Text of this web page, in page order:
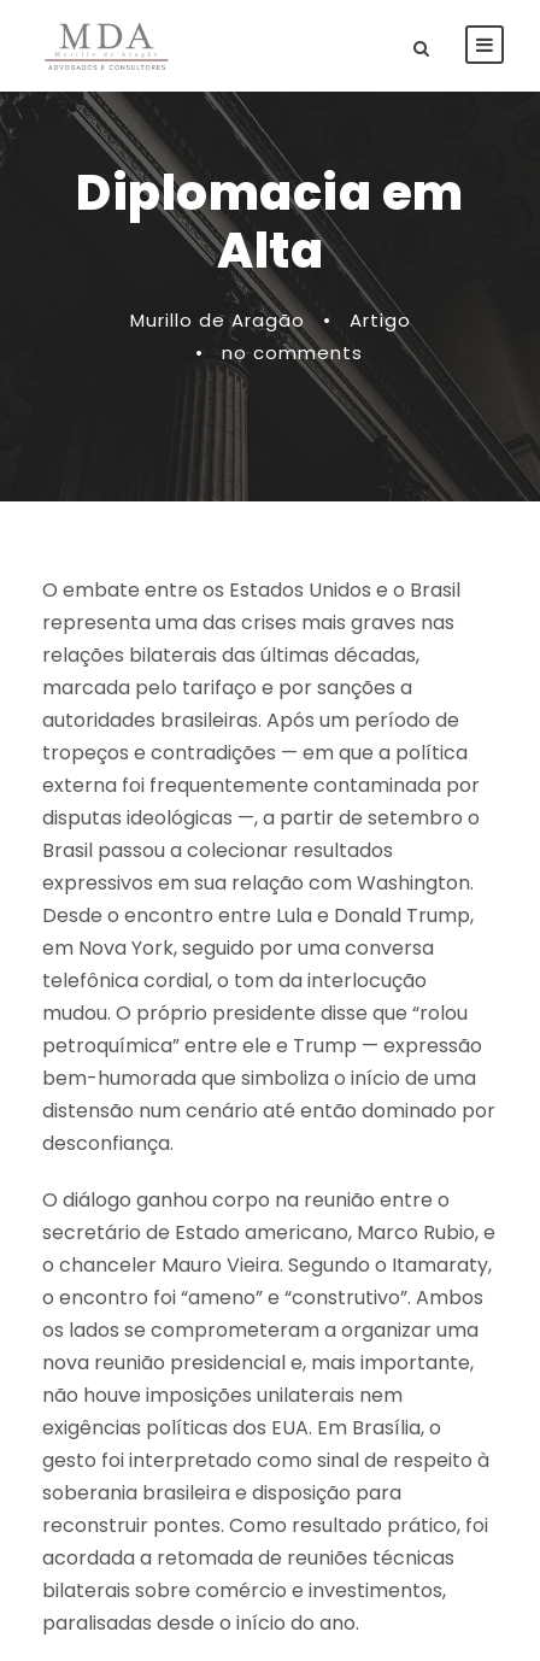
Diplomacia em
Alta
Murillo de Aragão •
Artigo
•
no comments
O embate entre os Estados Unidos e o Brasil
representa uma das crises mais graves nas
relações bilaterais das últimas décadas,
marcada pelo tarifaço e por sanções a
autoridades brasileiras. Após um período de
tropeços e contradições — em que a política
externa foi frequentemente contaminada por
disputas ideológicas —, a partir de setembro o
Brasil passou a colecionar resultados
expressivos em sua relação com Washington.
Desde o encontro entre Lula e Donald Trump,
em Nova York, seguido por uma conversa
telefônica cordial, o tom da interlocução
mudou. O próprio presidente disse que “rolou
petroquímica” entre ele e Trump — expressão
bem-humorada que simboliza o início de uma
distensão num cenário até então dominado por
desconfiança.
O diálogo ganhou corpo na reunião entre o
secretário de Estado americano, Marco Rubio, e
o chanceler Mauro Vieira. Segundo o Itamaraty,
o encontro foi “ameno” e “construtivo”. Ambos
os lados se comprometeram a organizar uma
nova reunião presidencial e, mais importante,
não houve imposições unilaterais nem
exigências políticas dos EUA. Em Brasília, o
gesto foi interpretado como sinal de respeito à
soberania brasileira e disposição para
reconstruir pontes. Como resultado prático, foi
acordada a retomada de reuniões técnicas
bilaterais sobre comércio e investimentos,
paralisadas desde o início do ano.